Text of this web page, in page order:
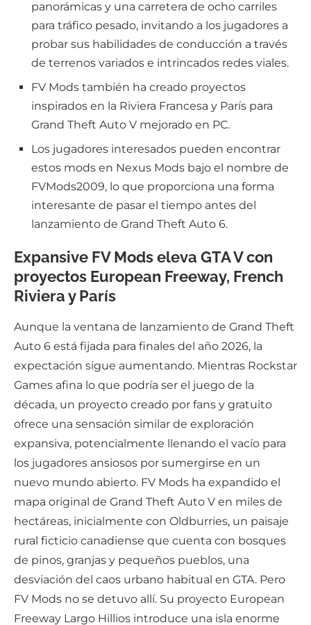
panorámicas y una carretera de ocho carriles
para tráfico pesado, invitando a los jugadores a
probar sus habilidades de conducción a través
de terrenos variados e intrincados redes viales.
FV Mods también ha creado proyectos
inspirados en la Riviera Francesa y París para
Grand Theft Auto V mejorado en PC.
Los jugadores interesados pueden encontrar
estos mods en Nexus Mods bajo el nombre de
FVMods2009, lo que proporciona una forma
interesante de pasar el tiempo antes del
lanzamiento de Grand Theft Auto 6.
Expansive FV Mods eleva GTA V con
proyectos European Freeway, French
Riviera y París
Aunque la ventana de lanzamiento de Grand Theft
Auto 6 está fijada para finales del año 2026, la
expectación sigue aumentando. Mientras Rockstar
Games afina lo que podría ser el juego de la
década, un proyecto creado por fans y gratuito
ofrece una sensación similar de exploración
expansiva, potencialmente llenando el vacío para
los jugadores ansiosos por sumergirse en un
nuevo mundo abierto. FV Mods ha expandido el
mapa original de Grand Theft Auto V en miles de
hectáreas, inicialmente con Oldburries, un paisaje
rural ficticio canadiense que cuenta con bosques
de pinos, granjas y pequeños pueblos, una
desviación del caos urbano habitual en GTA. Pero
FV Mods no se detuvo allí. Su proyecto European
Freeway Largo Hillios introduce una isla enorme